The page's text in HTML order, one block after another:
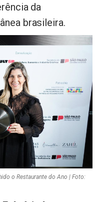
da
brasileira.
o Restaurante do Ano | Foto: